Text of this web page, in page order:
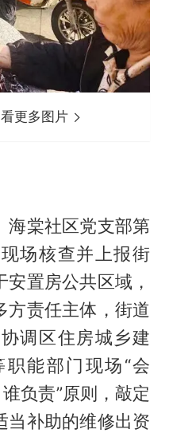
更多图片
海棠社区党支部第
场核查并上报街
置房公共区域，
方责任主体，街道
调区住房城乡建
能部门现场“会
负责”原则，敲定
当补助的维修出资